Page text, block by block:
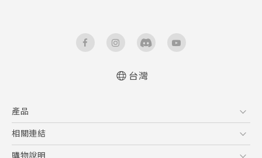
User manual
台灣
產品
5G
智慧型手機
相關連結
HTC Research